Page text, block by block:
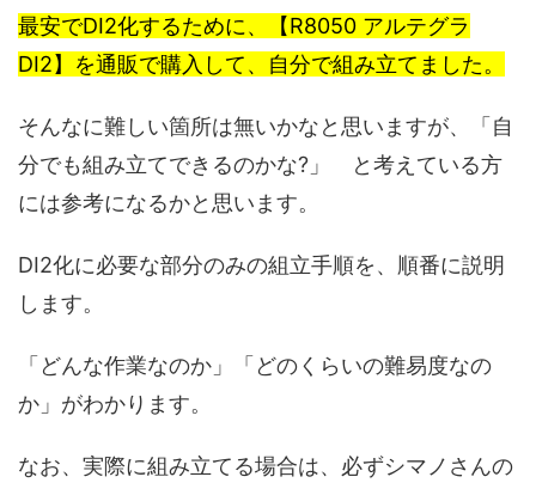
最安でDI2化するために、【R8050 アルテグラ
DI2】を通販で購入して、自分で組み立てました。
そんなに難しい箇所は無いかなと思いますが、「自
分でも組み立てできるのかな?」 と考えている方
には参考になるかと思います。
DI2化に必要な部分のみの組立手順を、順番に説明
します。
「どんな作業なのか」「どのくらいの難易度なの
か」がわかります。
なお、実際に組み立てる場合は、必ずシマノさんの